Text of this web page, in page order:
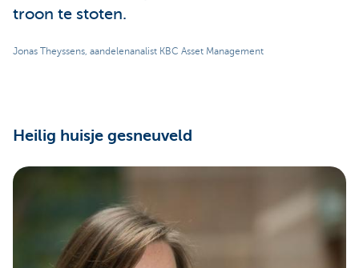
troon te stoten.
Jonas Theyssens, aandelenanalist KBC Asset Management
Heilig huisje gesneuveld